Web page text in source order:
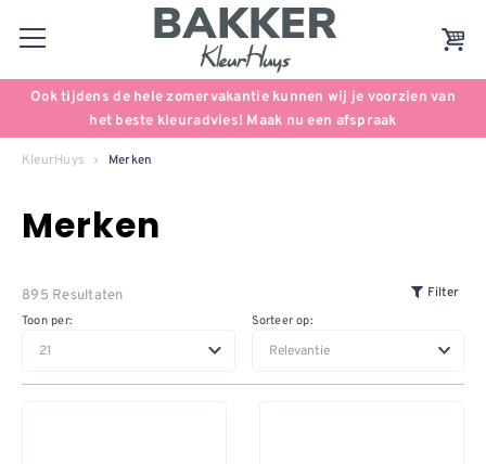
Ook tijdens de hele zomervakantie kunnen wij je voorzien van
het beste kleuradvies! Maak nu een afspraak
KleurHuys Merken
Merken
895 Resultaten Filter
Toon per: Sorteer op: